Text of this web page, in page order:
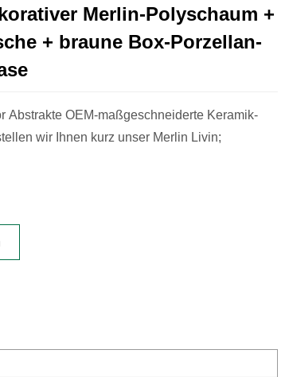
Merlin-Polyschaum +
+ braune Box-Porzellan-
Abstrakte OEM-maßgeschneiderte Keramik-
wir Ihnen kurz unser Merlin Livin;